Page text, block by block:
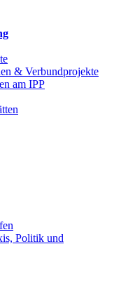
& Verbundprojekte
am IPP
Politik und